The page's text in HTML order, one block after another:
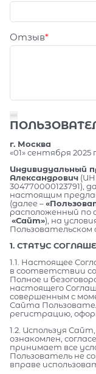
Отзыв
г. Москва
«01» сентября 2025 г.
Индивидуальный
Александрович
304770000123791),
настоящим
(далее –
расположенный по
«Сайт»), на
Пользовательском
1. СТАТУС
1.1. Настоящее
в соответствии со
Полное и
настоящего
совершенным с
Сайта
регистрацию,
1.2. Используя
ознакомлен,
принимает все
Пользователь не
вправе